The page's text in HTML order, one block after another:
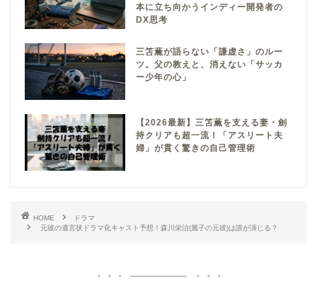
本に立ち向かうインディー開発者の
DX思考
三笘薫が語らない「謙虚さ」のルー
ツ。父の教えと、消えない「サッカ
ー少年の心」
【2026最新】三笘薫を支える妻・劍
持クリアも超一流！「アスリート夫
婦」が貫く驚きの自己管理術
HOME
ドラマ
元彼の遺言状ドラマ化キャスト予想！森川栄治(麗子の元彼)は誰が演じる？